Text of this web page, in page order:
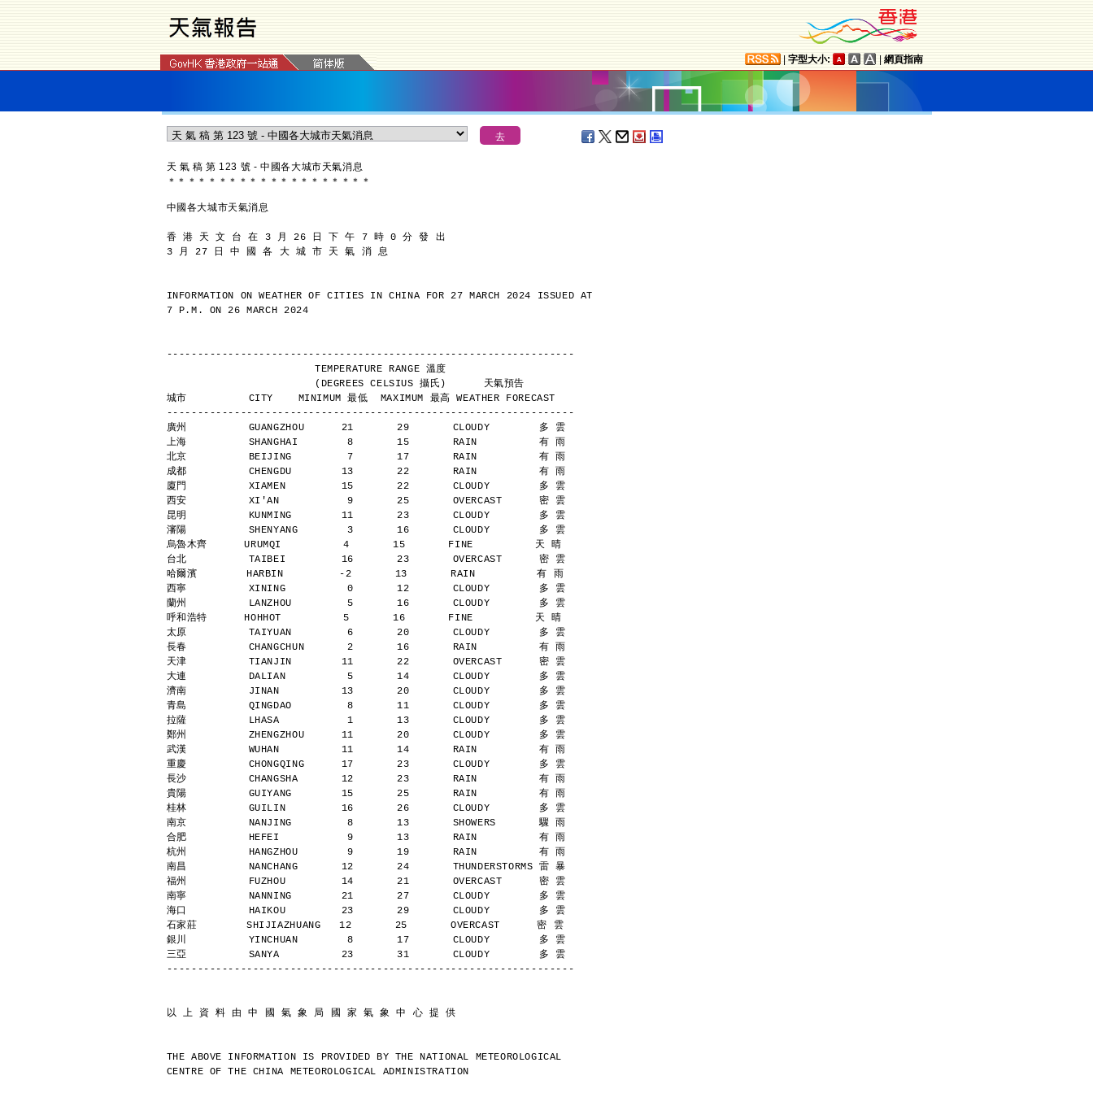
字型大小: 網頁指南
天 氣 稿 第 123 號 - 中國各大城市天氣消息
＊ ＊ ＊ ＊ ＊ ＊ ＊ ＊ ＊ ＊ ＊ ＊ ＊ ＊ ＊ ＊ ＊ ＊ ＊ ＊
中國各大城市天氣消息
香 港 天 文 台 在 3 月 26 日 下 午 7 時 0 分 發 出
3 月 27 日 中 國 各 大 城 市 天 氣 消 息
INFORMATION ON WEATHER OF CITIES IN CHINA FOR 27 MARCH 2024 ISSUED AT
7 P.M. ON 26 MARCH 2024
------------------------------------------------------------------
                        TEMPERATURE RANGE 溫度
                        (DEGREES CELSIUS 攝氏)      天氣預告
城市          CITY    MINIMUM 最低  MAXIMUM 最高 WEATHER FORECAST
------------------------------------------------------------------
廣州          GUANGZHOU      21       29       CLOUDY        多 雲
上海          SHANGHAI        8       15       RAIN          有 雨
北京          BEIJING         7       17       RAIN          有 雨
成都          CHENGDU        13       22       RAIN          有 雨
廈門          XIAMEN         15       22       CLOUDY        多 雲
西安          XI'AN           9       25       OVERCAST      密 雲
昆明          KUNMING        11       23       CLOUDY        多 雲
瀋陽          SHENYANG        3       16       CLOUDY        多 雲
烏魯木齊      URUMQI          4       15       FINE          天 晴
台北          TAIBEI         16       23       OVERCAST      密 雲
哈爾濱        HARBIN         -2       13       RAIN          有 雨
西寧          XINING          0       12       CLOUDY        多 雲
蘭州          LANZHOU         5       16       CLOUDY        多 雲
呼和浩特      HOHHOT          5       16       FINE          天 晴
太原          TAIYUAN         6       20       CLOUDY        多 雲
長春          CHANGCHUN       2       16       RAIN          有 雨
天津          TIANJIN        11       22       OVERCAST      密 雲
大連          DALIAN          5       14       CLOUDY        多 雲
濟南          JINAN          13       20       CLOUDY        多 雲
青島          QINGDAO         8       11       CLOUDY        多 雲
拉薩          LHASA           1       13       CLOUDY        多 雲
鄭州          ZHENGZHOU      11       20       CLOUDY        多 雲
武漢          WUHAN          11       14       RAIN          有 雨
重慶          CHONGQING      17       23       CLOUDY        多 雲
長沙          CHANGSHA       12       23       RAIN          有 雨
貴陽          GUIYANG        15       25       RAIN          有 雨
桂林          GUILIN         16       26       CLOUDY        多 雲
南京          NANJING         8       13       SHOWERS       驟 雨
合肥          HEFEI           9       13       RAIN          有 雨
杭州          HANGZHOU        9       19       RAIN          有 雨
南昌          NANCHANG       12       24       THUNDERSTORMS 雷 暴
福州          FUZHOU         14       21       OVERCAST      密 雲
南寧          NANNING        21       27       CLOUDY        多 雲
海口          HAIKOU         23       29       CLOUDY        多 雲
石家莊        SHIJIAZHUANG   12       25       OVERCAST      密 雲
銀川          YINCHUAN        8       17       CLOUDY        多 雲
三亞          SANYA          23       31       CLOUDY        多 雲
------------------------------------------------------------------
以 上 資 料 由 中 國 氣 象 局 國 家 氣 象 中 心 提 供
THE ABOVE INFORMATION IS PROVIDED BY THE NATIONAL METEOROLOGICAL
CENTRE OF THE CHINA METEOROLOGICAL ADMINISTRATION